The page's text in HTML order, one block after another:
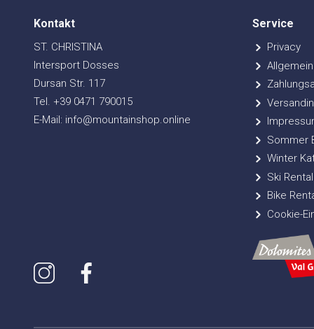
Kontakt
ST. CHRISTINA
Intersport Dosses
Dursan Str. 117
Tel. +39 0471 790015
E-Mail: info@mountainshop.online
Service
Privacy
Sommer
Winter
Ski Rental
Bike
Cookie-